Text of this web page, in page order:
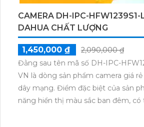
công nghệ Dome Plastic và tích hợp
nâng cấp hệ thống camera dễ dàng
Ngoài ra, camera còn có chức năng
lượng và vượt trội.